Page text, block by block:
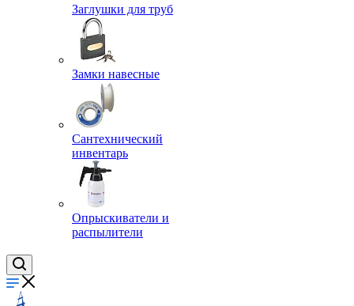
Заглушки для труб
Замки навесные
Сантехнический
инвентарь
Опрыскиватели и
распылители